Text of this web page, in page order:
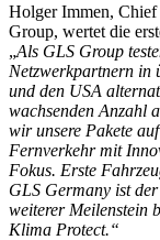
Holger Immen,
Group, wertet die
„Als GLS Group
Netzwerkpartnern in
und den USA
wachsenden Anzahl
wir unsere Pakete
Fernverkehr mit
Fokus. Erste
GLS Germany ist
weiterer Meilenstein
Klima Protect.“